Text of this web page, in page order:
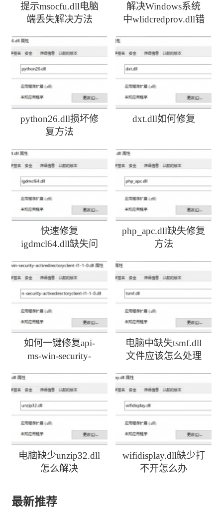
提示msocfu.dll电脑
端丢失解决方法
解决Windows系统
中wlidcredprov.dll错
python26.dll损坏修
复方法
dxt.dll如何修复
快速修复
igdmcl64.dll缺失问
php_apc.dll缺失修复
方法
如何一键修复api-
ms-win-security-
电脑中缺失tsmf.dll
文件应该怎么处理
电脑缺少unzip32.dll
怎么解决
wifidisplay.dll缺少打
不开怎么办
最新推荐